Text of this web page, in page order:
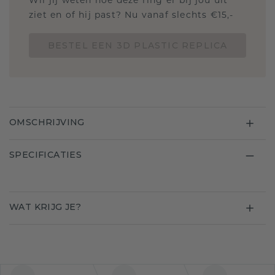
ziet en of hij past? Nu vanaf slechts €15,-
OMSCHRIJVING
SPECIFICATIES
WAT KRIJG JE?